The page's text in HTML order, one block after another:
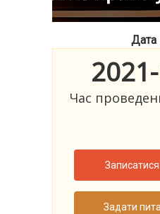
Дата
Час
Задати